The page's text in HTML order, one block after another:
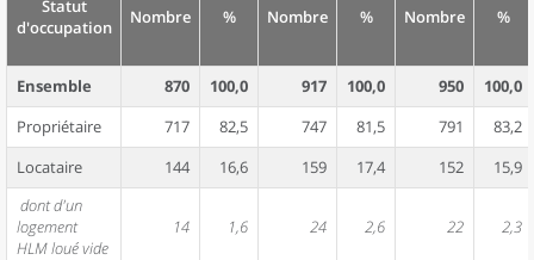
Statut
d'occupation
Nombre % Nombre % Nombre %
Ensemble 870 100,0 917 100,0 950
100,0
Propriétaire
717 82,5 747 81,5 791
83,2
Locataire
144 16,6 159 17,4 152
15,9
dont d'un
logement
HLM loué vide
14 1,6 24 2,6 22 2,3